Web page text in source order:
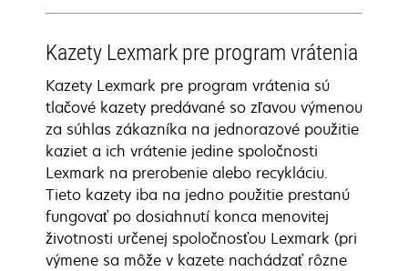
Kazety Lexmark pre program vrátenia
Kazety Lexmark pre program vrátenia sú
tlačové kazety predávané so zľavou výmenou
za súhlas zákazníka na jednorazové použitie
kaziet a ich vrátenie jedine spoločnosti
Lexmark na prerobenie alebo recykláciu.
Tieto kazety iba na jedno použitie prestanú
fungovať po dosiahnutí konca menovitej
životnosti určenej spoločnosťou Lexmark (pri
výmene sa môže v kazete nachádzať rôzne